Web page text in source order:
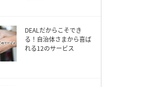
DEALだからこそでき
る！自治体さまから喜ば
れる12のサービス